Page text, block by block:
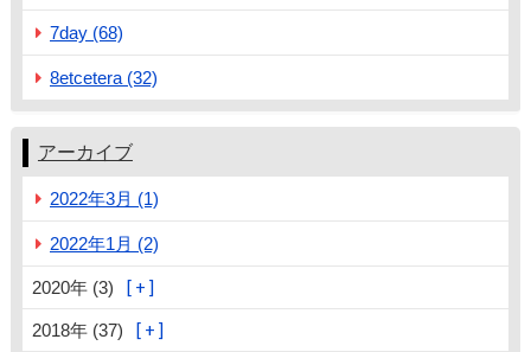
7day (68)
8etcetera (32)
アーカイブ
2022年3月 (1)
2022年1月 (2)
2020年 (3)
2018年 (37)